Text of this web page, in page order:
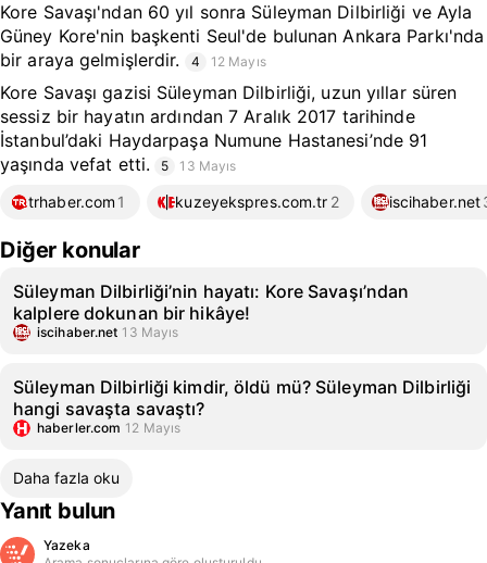
Kore Savaşı'ndan 60 yıl sonra Süleyman Dilbirliği ve Ayla
Güney Kore'nin başkenti Seul'de bulunan Ankara Parkı'nda
bir araya gelmişlerdir.
4 12 Mayıs
Kore Savaşı gazisi Süleyman Dilbirliği, uzun yıllar süren
sessiz bir hayatın ardından 7 Aralık 2017 tarihinde
İstanbul’daki Haydarpaşa Numune Hastanesi’nde 91
yaşında vefat etti.
5 13 Mayıs
trhaber.com 1 kuzeyekspres.com.tr 2 iscihaber.net
Diğer konular
Süleyman Dilbirliği’nin hayatı: Kore Savaşı’ndan
kalplere dokunan bir hikâye!
iscihaber.net 13 Mayıs
Süleyman Dilbirliği kimdir, öldü mü? Süleyman Dilbirliği
hangi savaşta savaştı?
haberler.com 12 Mayıs
Daha fazla oku
Yanıt bulun
Yazeka